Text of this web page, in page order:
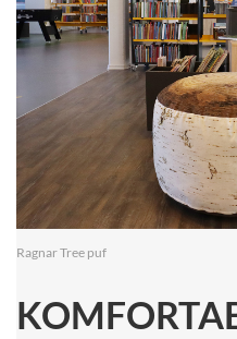
Ragnar Tree puf